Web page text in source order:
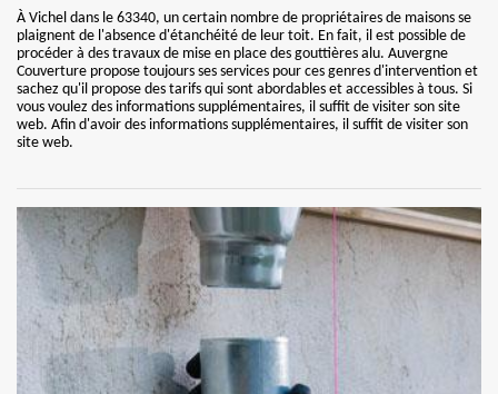
À Vichel dans le 63340, un certain nombre de propriétaires de maisons se
plaignent de l'absence d'étanchéité de leur toit. En fait, il est possible de
procéder à des travaux de mise en place des gouttières alu. Auvergne
Couverture propose toujours ses services pour ces genres d'intervention et
sachez qu'il propose des tarifs qui sont abordables et accessibles à tous. Si
vous voulez des informations supplémentaires, il suffit de visiter son site
web. Afin d'avoir des informations supplémentaires, il suffit de visiter son
site web.